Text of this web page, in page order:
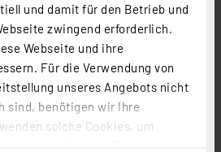
und damit für den Betrieb und
zwingend erforderlich.
Webseite und ihre
Für die Verwendung von
unseres Angebots nicht
sind, benötigen wir Ihre
solche Cookies, um
9,95 €
Statt
Informationen zu Versandkosten